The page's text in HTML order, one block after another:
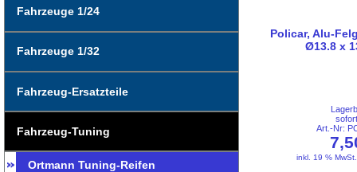
Fahrzeuge 1/24
Fahrzeuge 1/32
Fahrzeug-Ersatzteile
Fahrzeug-Tuning
Ortmann Tuning-Reifen
Policar, Alu-
Ø13.8 x
Art.-Nr:
inkl. 19 %